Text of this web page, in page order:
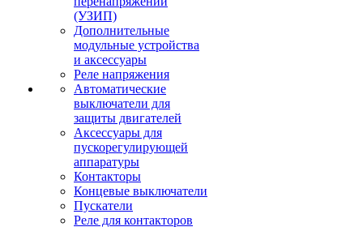
(УЗИП)
Дополнительные
модульные устройства
и аксессуары
Реле напряжения
Автоматические
выключатели для
защиты двигателей
Аксессуары для
пускорегулирующей
аппаратуры
Контакторы
Концевые выключатели
Пускатели
Реле для контакторов